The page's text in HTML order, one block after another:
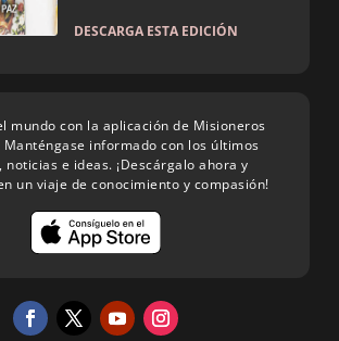
DESCARGA ESTA EDICIÓN
mundo con la aplicación de Misioneros
Manténgase informado con los últimos
noticias e ideas. ¡Descárgalo ahora y
un viaje de conocimiento y compasión!